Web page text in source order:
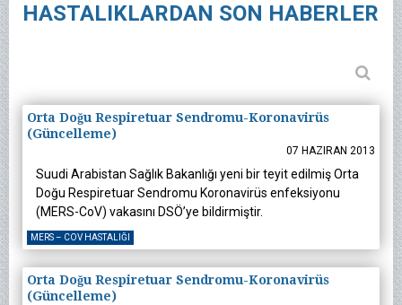
HASTALIKLARDAN SON HABERLER
Orta Doğu Respiretuar Sendromu-Koronavirüs
(Güncelleme)
07 HAZIRAN 2013
Suudi Arabistan Sağlık Bakanlığı yeni bir teyit edilmiş Orta
Doğu Respiretuar Sendromu Koronavirüs enfeksiyonu
(MERS-CoV) vakasını DSÖ’ye bildirmiştir.
MERS – COV HASTALIĞI
Orta Doğu Respiretuar Sendromu-Koronavirüs
(Güncelleme)